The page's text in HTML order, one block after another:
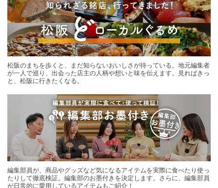
松阪のまちを歩くと、まだ知らないおいしさが待っている。地元編集者
が一人で巡り、出会った店主の人柄や想いと味を伝えます。見ればきっ
と、松阪に行きたくなる。
編集部員が、商品やグッズなど気になるアイテムを実際に食べたり使っ
たりして徹底検証。編集部のお墨付きを決定します。さらに、編集部員
が日常的に愛用しているアイテムもご紹介！